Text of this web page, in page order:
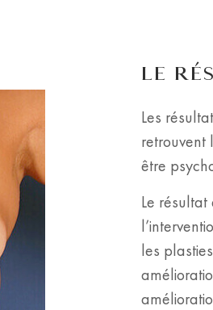
LE
Les
retrouvent
être
Le
les